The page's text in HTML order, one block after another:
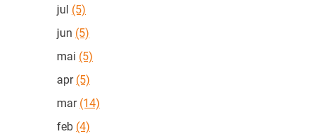
jul (5)
jun (5)
mai (5)
apr(5)
mar(14)
feb (4)